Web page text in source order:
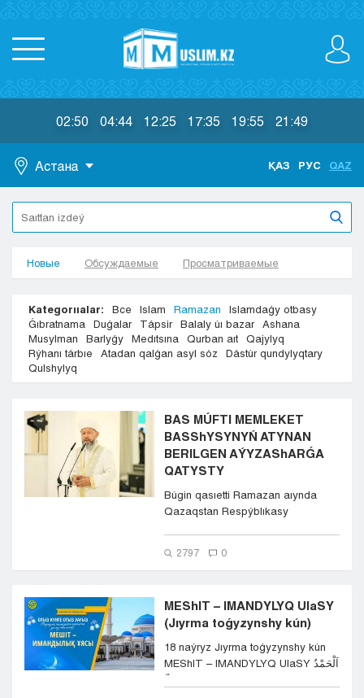
02:50 04:44 12:25 17:35 19:55 21:49
Астана
Astana
Almaty
Aktobe
Atyraý
Karaganda
Kokshetaý
Kostanaı
Kyzylorda
Petropavlovsk
Taldykorgan
Týrkestan
ҚАЗ РУС QAZ
Новые Обсуждаемые Просматриваемые
Kategorııalar: Все Islam Ramazan
Islamdaǵy otbasy
Ǵıbratnama
Duǵalar Tápsir Balaly úı bazar
Ashana
Musylman
Barlyǵy Medıtsına Qurban aıt
Qajylyq
Rýhanı tárbıe
Atadan qalǵan asyl sóz
Dástúr qundylyqtary
Qulshylyq
BAS MÚFTI MEMLEKET
BASShYSYNYŃ ATYNAN
BERILGEN AÝYZAShARǴA
QATYSTY
Búgin qasıetti Ramazan aıynda
Qazaqstan Respýblıkasy
2797 0
MEShIT – IMANDYLYQ UIaSY
(Jıyrma toǵyzynshy kún)
18 naýryz Jıyrma toǵyzynshy kún
MEShIT – IMANDYLYQ UIaSY اَلْحَمْدُ